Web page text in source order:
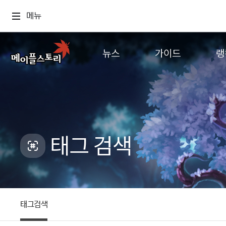
메뉴
뉴스
업데이트
이벤트
캐시샵 공지
메이플 알림판
with maple
가이드
게임정보
직업소개
확률형 아이템
NEXON NOW
추가정보
월드
컨텐
태그 검색
태그검색